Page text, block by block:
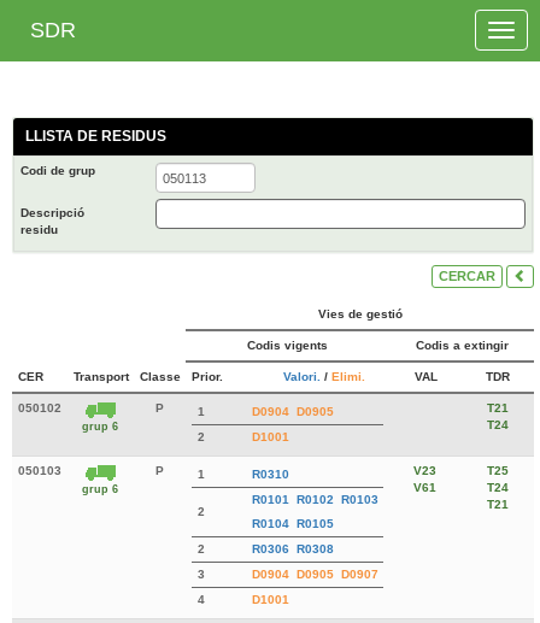
Toggle
SDR
LLISTA DE RESIDUS
Codi de grup
Descripció
residu
CERCAR
Vies de gestió
Codis vigents Codis a extingir
CER Transport Classe Prior. Valori. / Elimi. VAL TDR
050102
grup 6
P 1 D0904 D0905
2
D1001
T21
T24
050103
grup 6
P 1 R0310
2
R0101 R0102
R0103
R0104 R0105
2
R0306 R0308
3
D0904 D0905 D0907
4
D1001
V23
V61
T25
T24
T21